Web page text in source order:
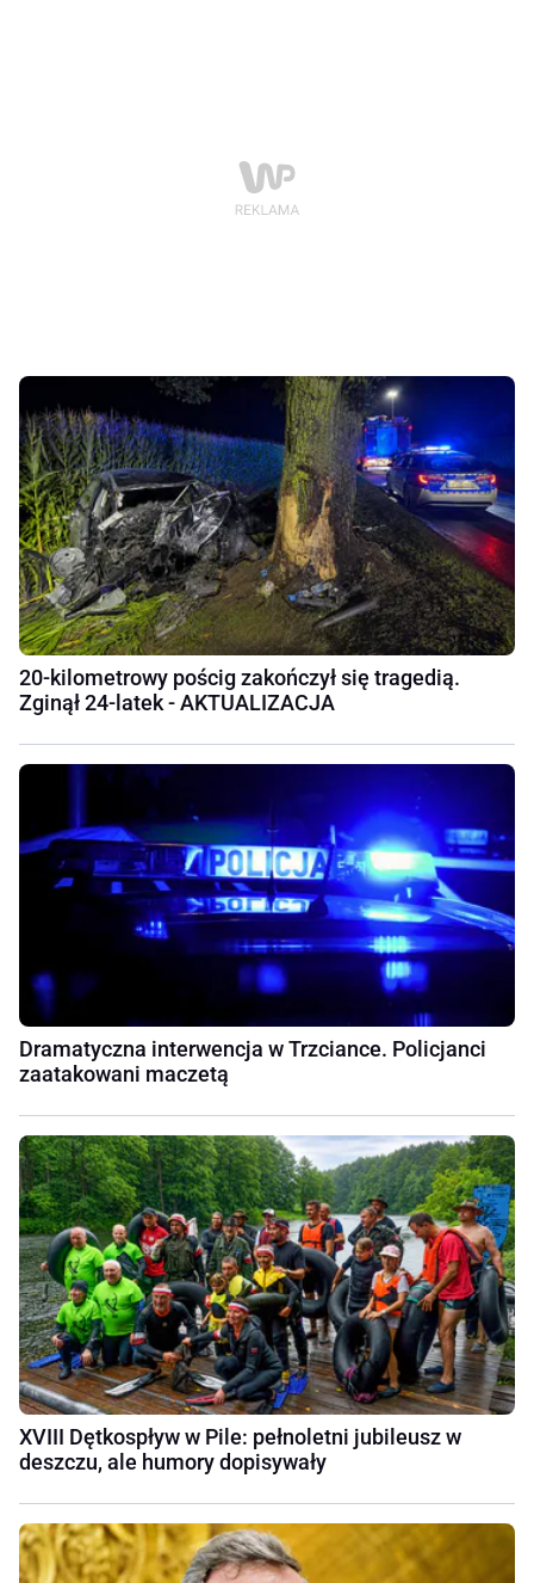
20-kilometrowy pościg zakończył się tragedią.
Zginął 24-latek - AKTUALIZACJA
Dramatyczna interwencja w Trzciance. Policjanci
zaatakowani maczetą
XVIII Dętkospływ w Pile: pełnoletni jubileusz w
deszczu, ale humory dopisywały